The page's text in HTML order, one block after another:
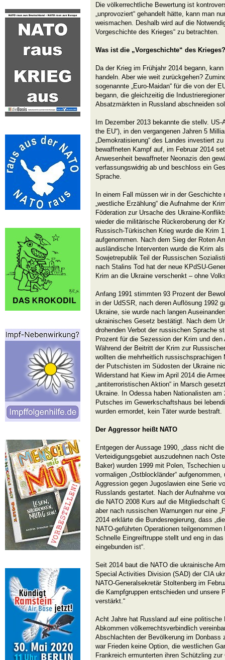
Die völkerrechtliche Bewertung ist
„unprovoziert“ gehandelt hätte, kann man
weismachen. Deshalb wird auf die
Vorgeschichte des Krieges“ zu betrachten.
Was ist die „Vorgeschichte“ des Krieges?
Da der Krieg im Frühjahr 2014 begann,
handeln. Aber wie weit zurückgehen?
sogenannte „Euro-Maidan“ für die von der
begann, die gleichzeitig die
Absatzmärkten in Russland abschneiden
Im Dezember 2013 bekannte die stellv.
the EU“), in den vergangenen Jahren 5
„Demokratisierung“ des Landes investiert
bewaffneten Kampf auf, im Februar 2014
Anwesenheit bewaffneter Neonazis den
verfassungswidrig ab und beschloss ein
Sprache.
In einem Fall müssen wir in der
„westliche Erzählung“ die Aufnahme der
Föderation zur Ursache des Ukraine-
wieder die militärische Rückeroberung der
Russisch-Türkischen Krieg wurde die Krim
aufgenommen. Nach dem Sieg der Roten
ausländische Interventen wurde die Krim
Sowjetrepublik Teil der Russischen
nach Stalins Tod hat der neue KPdSU-
Krim an die Ukraine verschenkt – ohne
Anfang 1991 stimmten 93 Prozent der
in der UdSSR, nach deren Auflösung 1992
Ukraine, sie wurde nach langen
ukrainisches Gesetz bestätigt. Nach dem
drohenden Verbot der russischen Sprache
Prozent für die Sezession der Krim und
Während der Beitritt der Krim zur
wollten die mehrheitlich russischsprachigen
der Putschisten im Südosten der Ukraine
Widerstand hat Kiew im April 2014 die
„antiterroristischen Aktion“ in Marsch
Ukraine. In Odessa haben Nationalisten
Putsches im Gewerkschaftshaus bei
wurden ermordet, kein Täter wurde bestraft.
Der Aggressor heißt NATO
Entgegen der Aussage 1990, „dass nicht
Verteidigungsgebiet auszudehnen nach
Baker) wurden 1999 mit Polen, Tschechien
vormaligen „Ostblockländer“
Aggression gegen Jugoslawien eine Serie
Russlands gestartet. Nach der Aufnahme
die NATO 2008 Kurs auf die Mitgliedschaft
aber nach russischen Warnungen nur eine
2014 erklärte die Bundesregierung, dass
NATO-geführten Operationen
Schnelle Eingreiftruppe stellt und eng in
eingebunden ist“.
Seit 2014 baut die NATO die ukrainische
Special Activities Division (SAD) der CIA
NATO-Generalsekretär Stoltenberg im
die Kampfgruppen entschieden und unsere
verstärkt.“
Acht Jahre hat Russland auf eine politische
Abkommen völkerrechtsverbindlich
Abschlachten der Bevölkerung im Donbass
war Frieden keine Option, die westlichen
Frankreich ermunterten ihren Schützling